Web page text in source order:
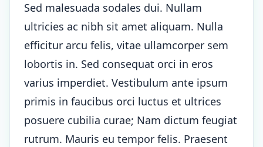
Sed malesuada sodales dui. Nullam
ultricies ac nibh sit amet aliquam. Nulla
efficitur arcu felis, vitae ullamcorper sem
lobortis in. Sed consequat orci in eros
varius imperdiet. Vestibulum ante ipsum
primis in faucibus orci luctus et ultrices
posuere cubilia curae; Nam dictum feugiat
rutrum. Mauris eu tempor felis. Praesent